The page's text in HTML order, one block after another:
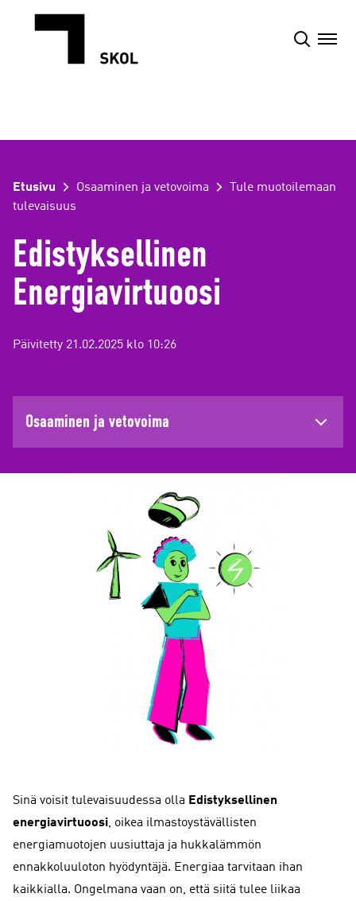
sisältöön
Etusivu Osaaminen ja vetovoima
Tule muotoilemaan
tulevaisuus
Edistyksellinen
Energiavirtuoosi
Päivitetty 21.02.2025 klo 10:26
Osaaminen ja vetovoima
Sinä voisit tulevaisuudessa olla Edistyksellinen
energiavirtuoosi, oikea ilmastoystävällisten
energiamuotojen uusiuttaja ja hukkalämmön
ennakkoluuloton hyödyntäjä. Energiaa tarvitaan ihan
kaikkialla. Ongelmana vaan on, että siitä tulee liikaa